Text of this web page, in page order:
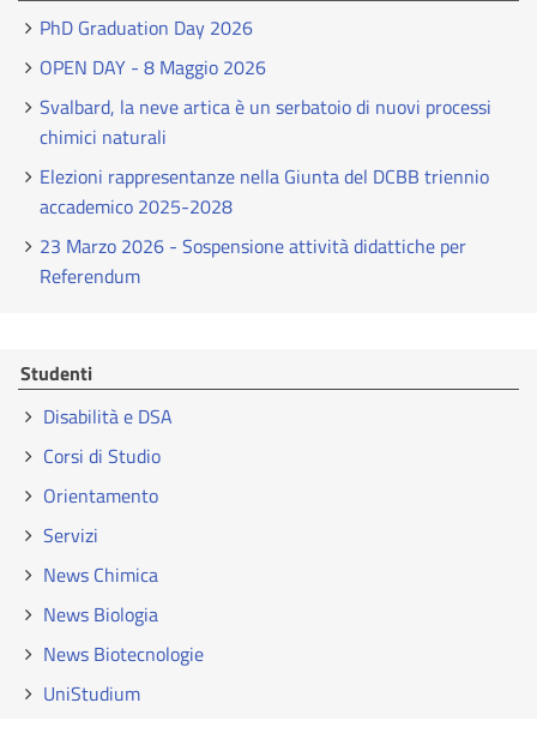
PhD Graduation Day 2026
OPEN DAY - 8 Maggio 2026
Svalbard, la neve artica è un serbatoio di nuovi processi
chimici naturali
Elezioni rappresentanze nella Giunta del DCBB triennio
accademico 2025-2028
23 Marzo 2026 - Sospensione attività didattiche per
Referendum
Studenti
Disabilità e DSA
Corsi di Studio
Orientamento
Servizi
News Chimica
News Biologia
News Biotecnologie
UniStudium